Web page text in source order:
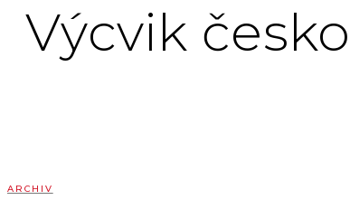
Výcvik
ARCHIV